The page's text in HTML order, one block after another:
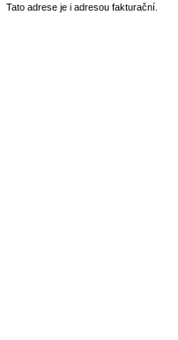
Tato adrese je i adresou fakturační.